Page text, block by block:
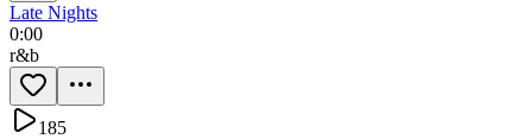
Late Nights
0:00
r&b
185